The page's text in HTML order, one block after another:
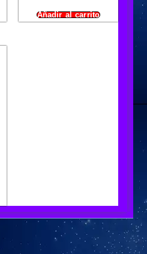
Añadir al carrito